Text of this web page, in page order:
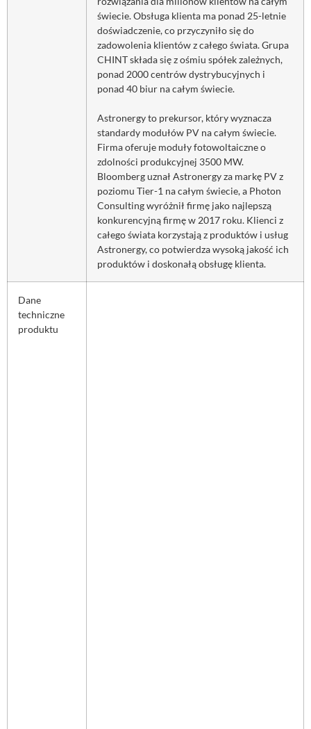
świecie. Obsługa klienta ma ponad 25-letnie
doświadczenie, co przyczyniło się do
zadowolenia klientów z całego świata. Grupa
CHINT składa się z ośmiu spółek zależnych,
ponad 2000 centrów dystrybucyjnych i
ponad 40 biur na całym świecie.
Astronergy to prekursor, który wyznacza
standardy modułów PV na całym świecie.
Firma oferuje moduły fotowoltaiczne o
zdolności produkcyjnej 3500 MW.
Bloomberg uznał Astronergy za markę PV z
poziomu Tier-1 na całym świecie, a Photon
Consulting wyróżnił firmę jako najlepszą
konkurencyjną firmę w 2017 roku. Klienci z
całego świata korzystają z produktów i usług
Astronergy, co potwierdza wysoką jakość ich
produktów i doskonałą obsługę klienta.
Dane
techniczne
produktu